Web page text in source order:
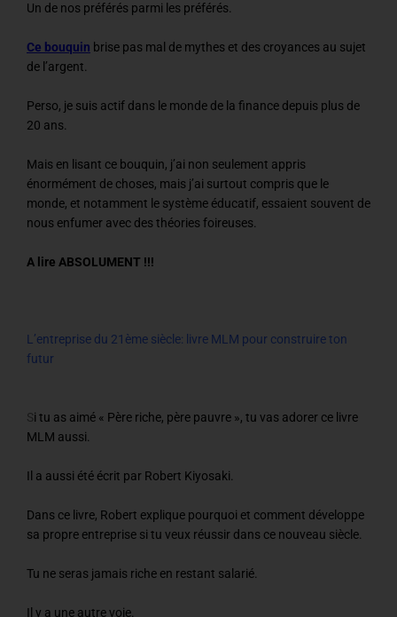
Un de nos préférés parmi les préférés.
Ce bouquin brise pas mal de mythes et des croyances au sujet
de l’argent.
Perso, je suis actif dans le monde de la finance depuis plus de
20 ans.
Mais en lisant ce bouquin, j’ai non seulement appris
énormément de choses, mais j’ai surtout compris que le
monde, et notamment le système éducatif, essaient souvent de
nous enfumer avec des théories foireuses.
A lire ABSOLUMENT !!!
L’entreprise du 21ème siècle: livre MLM pour construire ton
futur
Si tu as aimé « Père riche, père pauvre », tu vas adorer ce livre
MLM aussi.
Il a aussi été écrit par Robert Kiyosaki.
Dans ce livre, Robert explique pourquoi et comment développe
sa propre entreprise si tu veux réussir dans ce nouveau siècle.
Tu ne seras jamais riche en restant salarié.
Il y a une autre voie.